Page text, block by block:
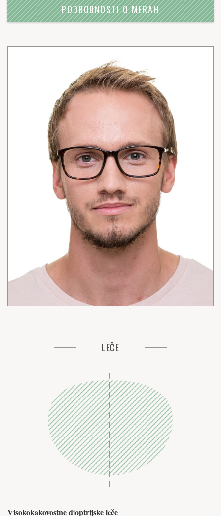
PODROBNOSTI O MERAH
LEČE
Visokokakovostne dioptrijske leče